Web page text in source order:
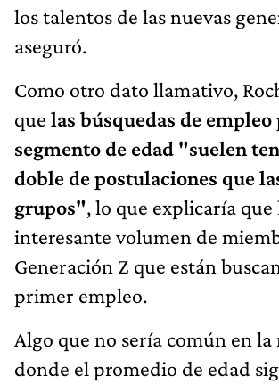
los talentos de las nuevas
aseguró.
Como otro dato llamativo,
que las búsquedas de empleo
segmento de edad "suelen
doble de postulaciones que
grupos", lo que explicaría que
interesante volumen de
Generación Z que están
primer empleo.
Algo que no sería común en la
donde el promedio de edad